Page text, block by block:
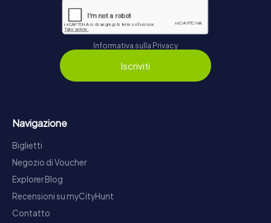
Informativa sulla Privacy
Iscriviti
Navigazione
Biglietti
Negozio di Voucher
Explorer Blog
Recensioni su myCityHunt
Contatto